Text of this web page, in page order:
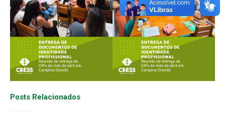
Posts Relacionados